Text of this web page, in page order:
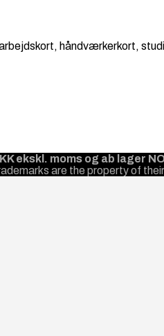
håndværkerkort,
ekskl. moms og ab lager
are the property of